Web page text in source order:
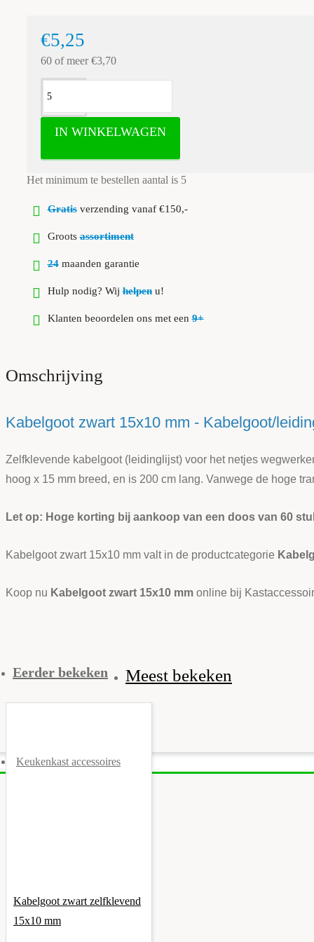
Keukenkast accessoires
€5,25
60 of meer €3,70
IN WINKELWAGEN
Het minimum te bestellen aantal is 5
Gratisverzending vanaf €150,-
Grootsassortiment
24maanden garantie
Hulp nodig? Wijhelpenu!
Klanten beoordelen ons met een9+
Omschrijving
Kabelgoot zwart 15x10 mm - Kabelgoot/
Zelfklevende kabelgoot (leidinglijst) voor het netjes
hoog x 15 mm breed, en is 200 cm lang. Vanwege de hoge
Let op: Hoge korting bij aankoop van een doos van 60
Kabelgoot zwart 15x10 mm valt in de productcategorie
Koop nu Kabelgoot zwart 15x10 mm online bij
Eerder bekeken Meest bekeken
Kabelgoot zwart zelfklevend
15x10 mm